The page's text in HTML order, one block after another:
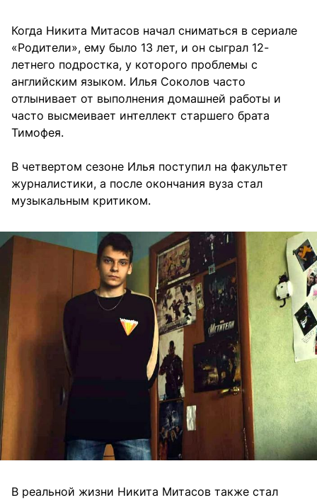
Когда Никита Митасов начал сниматься в сериале
«Родители», ему было 13 лет, и он сыграл 12-
летнего подростка, у которого проблемы с
английским языком. Илья Соколов часто
отлынивает от выполнения домашней работы и
часто высмеивает интеллект старшего брата
Тимофея.
В четвертом сезоне Илья поступил на факультет
журналистики, а после окончания вуза стал
музыкальным критиком.
В реальной жизни Никита Митасов также стал